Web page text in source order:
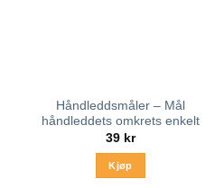
Håndleddsmåler – Mål
håndleddets omkrets enkelt
39 kr
Kjøp